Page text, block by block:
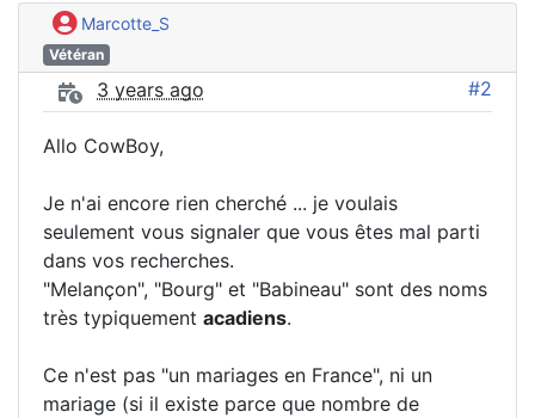
Marcotte_S
Vétéran
3 years ago #2
Allo CowBoy,
Je n'ai encore rien cherché ... je voulais
seulement vous signaler que vous êtes mal parti
dans vos recherches.
"Melançon", "Bourg" et "Babineau" sont des noms
très typiquement acadiens.
Ce n'est pas "un mariages en France", ni un
mariage (si il existe parce que nombre de